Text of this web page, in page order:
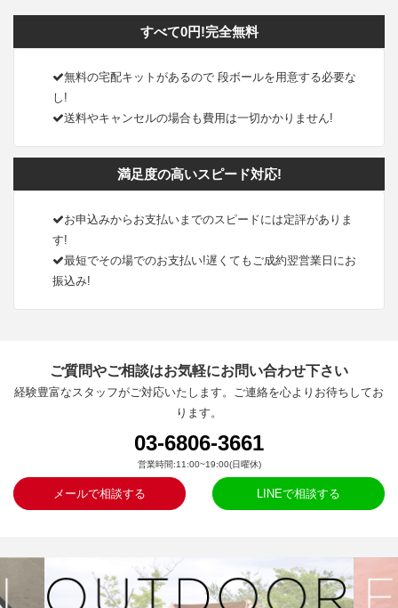
すべて0円!完全無料
無料の宅配キットがあるので 段ボールを用意する必要な
し!
送料やキャンセルの場合も費用は一切かかりません!
満足度の高いスピード対応!
お申込みからお支払いまでのスピードには定評がありま
す!
最短でその場でのお支払い!遅くてもご成約翌営業日にお
振込み!
ご質問やご相談はお気軽にお問い合わせ下さい
経験豊富なスタッフがご対応いたします。ご連絡を心よりお待ちしてお
ります。
03-6806-3661
営業時間:11:00~19:00(日曜休)
メールで相談する LINEで相談する